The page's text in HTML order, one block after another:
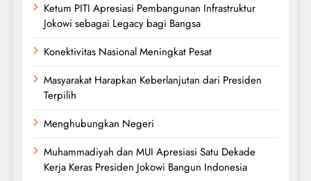
Ketum PITI Apresiasi Pembangunan Infrastruktur
Jokowi sebagai Legacy bagi Bangsa
Konektivitas Nasional Meningkat Pesat
Masyarakat Harapkan Keberlanjutan dari Presiden
Terpilih
Menghubungkan Negeri
Muhammadiyah dan MUI Apresiasi Satu Dekade
Kerja Keras Presiden Jokowi Bangun Indonesia